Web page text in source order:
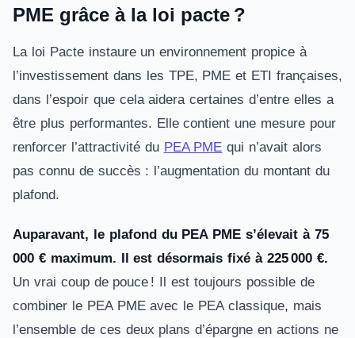
PME grâce à la loi pacte ?
La loi Pacte instaure un environnement propice à
l’investissement dans les TPE, PME et ETI françaises,
dans l’espoir que cela aidera certaines d’entre elles a
être plus performantes. Elle contient une mesure pour
renforcer l’attractivité du PEA PME qui n’avait alors
pas connu de succès : l’augmentation du montant du
plafond.
Auparavant, le plafond du PEA PME s’élevait à 75
000 € maximum. Il est désormais fixé à 225 000 €.
Un vrai coup de pouce ! Il est toujours possible de
combiner le PEA PME avec le PEA classique, mais
l’ensemble de ces deux plans d’épargne en actions ne